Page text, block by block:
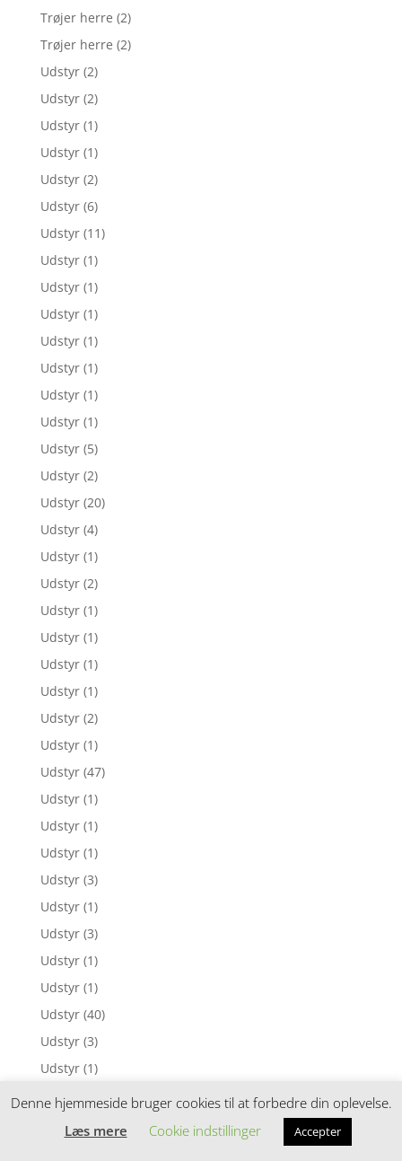
Trøjer herre (2)
Trøjer herre (2)
Udstyr (2)
Udstyr (2)
Udstyr (1)
Udstyr (1)
Udstyr (2)
Udstyr (6)
Udstyr (11)
Udstyr (1)
Udstyr (1)
Udstyr (1)
Udstyr (1)
Udstyr (1)
Udstyr (1)
Udstyr (1)
Udstyr (5)
Udstyr (2)
Udstyr (20)
Udstyr (4)
Udstyr (1)
Udstyr (2)
Udstyr (1)
Udstyr (1)
Udstyr (1)
Udstyr (1)
Udstyr (2)
Udstyr (1)
Udstyr (47)
Udstyr (1)
Udstyr (1)
Udstyr (1)
Udstyr (3)
Udstyr (1)
Udstyr (3)
Udstyr (1)
Udstyr (1)
Udstyr (40)
Udstyr (3)
Udstyr (1)
Udstyr
Denne hjemmeside bruger cookies til at forbedre din oplevelse.
Læs mere
Cookie indstillinger Accepter